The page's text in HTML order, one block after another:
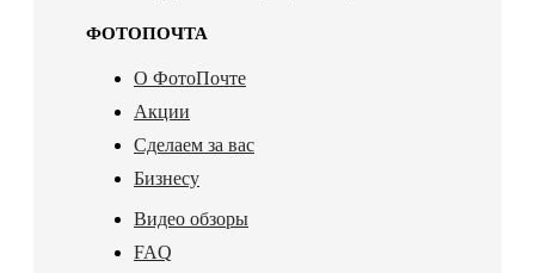
ФОТОПОЧТА
О ФотоПочте
Акции
Сделаем за вас
Бизнесу
Видео обзоры
FAQ